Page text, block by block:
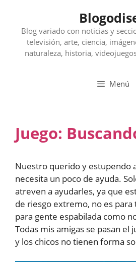
contenidoBlog variado con noticias y
televisión, arte, ciencia,
naturaleza, historia,
Menú
Juego:
Nuestro querido y estupendo
necesita un poco de ayuda.
atreven a ayudarles, ya que
de riesgo extremo, no es para
para gente espabilada como
Todas mis amigas se pasan el
y los chicos no tienen forma